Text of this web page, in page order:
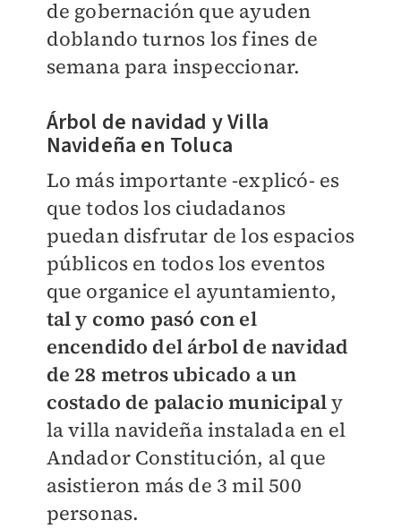
de gobernación que ayuden
doblando turnos los fines de
semana para inspeccionar.
Árbol de navidad y Villa
Navideña en Toluca
Lo más importante -explicó- es
que todos los ciudadanos
puedan disfrutar de los espacios
públicos en todos los eventos
que organice el ayuntamiento,
tal y como pasó con el
encendido del árbol de navidad
de 28 metros ubicado a un
costado de palacio municipaly
la villa navideña instalada en el
Andador Constitución, al que
asistieron más de 3 mil 500
personas.